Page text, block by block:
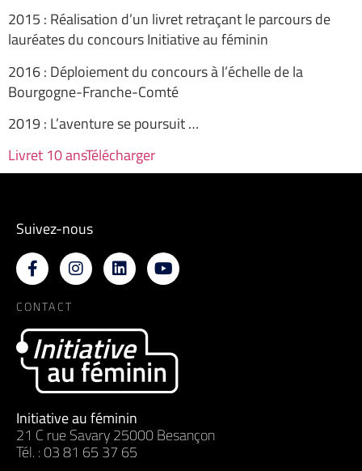
2015 : Réalisation d’un livret retraçant le parcours de
lauréates du concours Initiative au féminin
2016 : Déploiement du concours à l’échelle de la
Bourgogne-Franche-Comté
2019 : L’aventure se poursuit …
Livret 10 ansTélécharger
Suivez-nous
CONTACT
Initiative au féminin
21 C rue Savary 25000 Besançon
Tél. : 03 81 65 37 65